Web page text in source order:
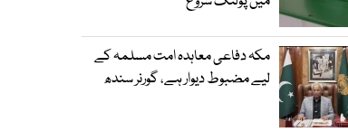
مکہ دفاعی معاہدہ امت مسلمہ کے
لیے مضبوط دیوار ہے، گورنر سندھ